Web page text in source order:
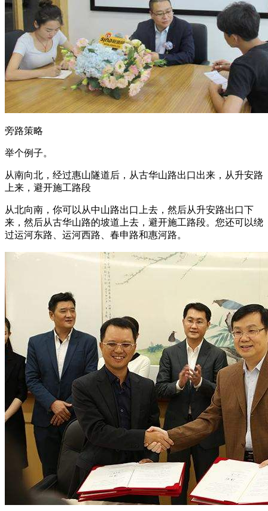
旁路策略
举个例子。
从南向北，经过惠山隧道后，从古华山路出口出来，从升安路
上来，避开施工路段
从北向南，你可以从中山路出口上去，然后从升安路出口下
来，然后从古华山路的坡道上去，避开施工路段。您还可以绕
过运河东路、运河西路、春申路和惠河路。